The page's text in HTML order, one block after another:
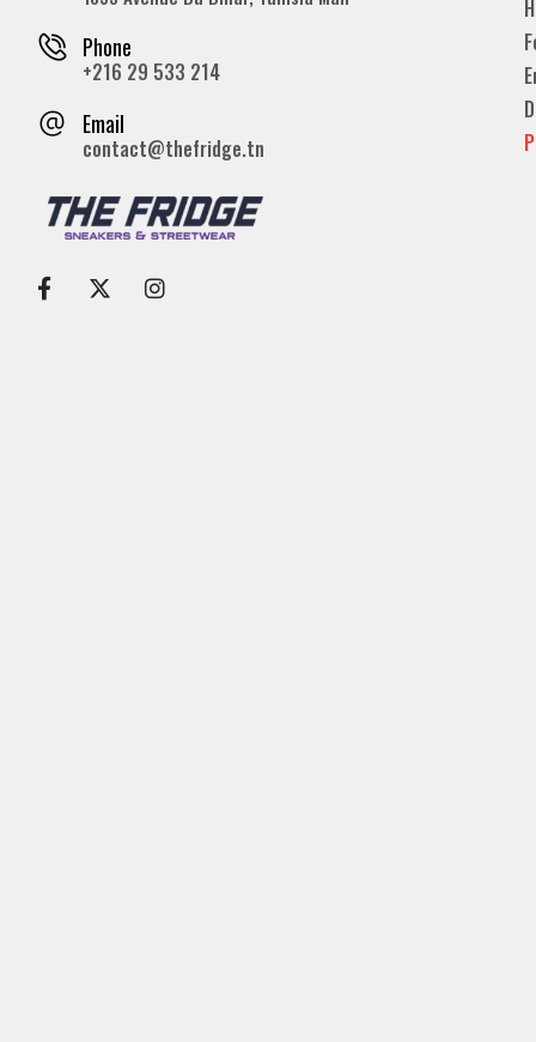
Phone
+216 29 533 214
Email
contact@thefridge.tn